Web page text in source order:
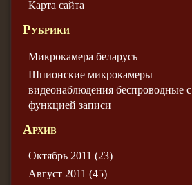
Карта сайта
Рубрики
Микрокамера беларусь
Шпионские микрокамеры
видеонаблюдения беспроводные с
функцией записи
Архив
Октябрь 2011 (23)
Август 2011 (45)